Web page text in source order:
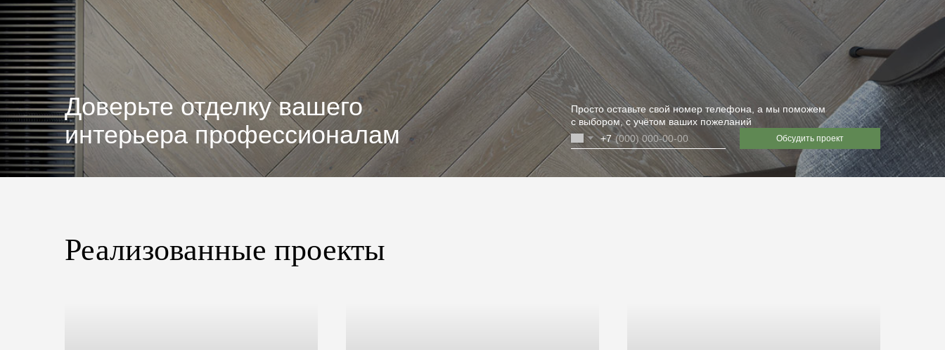
Доверьте отделку вашего
интерьера профессионалам
Просто оставьте свой номер телефона, а мы поможем
с выбором, с учётом ваших пожеланий
+7
Обсудить проект
Реализованные проекты